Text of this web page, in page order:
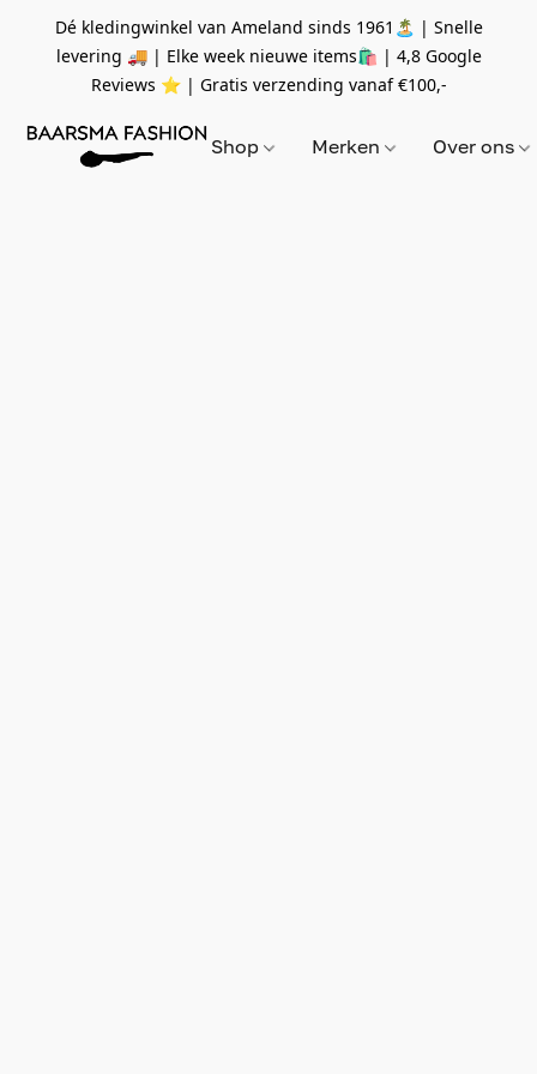
Dé kledingwinkel van Ameland sinds 1961🏝 | Snelle
levering 🚚 | Elke week nieuwe items🛍 | 4,8 Google
Reviews ⭐️ | Gratis verzending vanaf€100,-
Shop Merken Over ons